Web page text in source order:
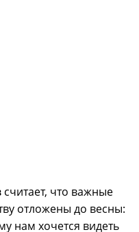
считает, что важные
отложены до весны:
нам хочется видеть